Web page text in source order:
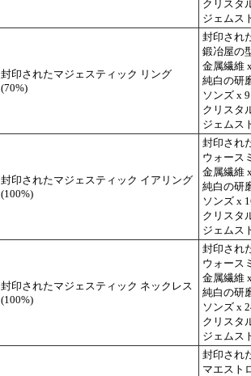
クリスタ
ジェムス
封印されたマジェスティック リング
(70%)
封印され
鍛冶屋の
金属繊維
純白の研
ソンズ x 9
クリスタ
ジェムス
封印されたマジェスティック イアリング
(100%)
封印され
ウォース
金属繊維
純白の研
ソンズ x
クリスタ
ジェムス
封印されたマジェスティック ネックレス
(100%)
封印され
ウォース
金属繊維
純白の研
ソンズ x
クリスタ
ジェムス
封印され
マエスト